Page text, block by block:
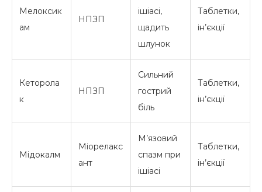
Мелоксик
ам
НПЗП
ішіасі,
щадить
шлунок
Таблетки,
ін’єкції
Кеторола
к
НПЗП
Сильний
гострий
біль
Таблетки,
ін’єкції
Мідокалм
Міорелакс
ант
М’язовий
спазм при
ішіасі
Таблетки,
ін’єкції